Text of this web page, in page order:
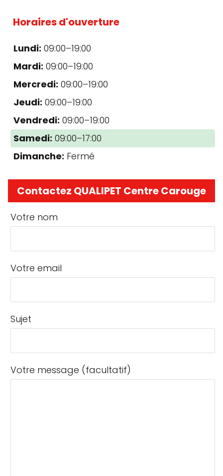
Horaires d'ouverture
Lundi: 09:00–19:00
Mardi: 09:00–19:00
Mercredi: 09:00–19:00
Jeudi: 09:00–19:00
Vendredi: 09:00–19:00
Samedi: 09:00–17:00
Dimanche: Fermé
Contactez QUALIPET Centre Carouge
Votre nom
Votre email
Sujet
Votre message (facultatif)